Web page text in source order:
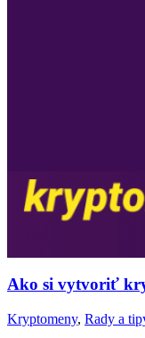
Ako si vytvoriť
Kryptomeny, Rady a